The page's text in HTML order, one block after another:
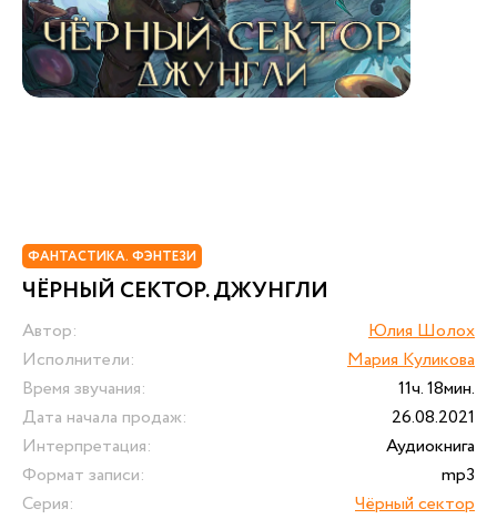
ФАНТАСТИКА. ФЭНТЕЗИ
ЧЁРНЫЙ СЕКТОР. ДЖУНГЛИ
Автор:
Юлия Шолох
Исполнители:
Мария Куликова
Время звучания:
11ч. 18мин.
Дата начала продаж:
26.08.2021
Интерпретация:
Аудиокнига
Формат записи:
mp3
Серия:
Чёрный сектор